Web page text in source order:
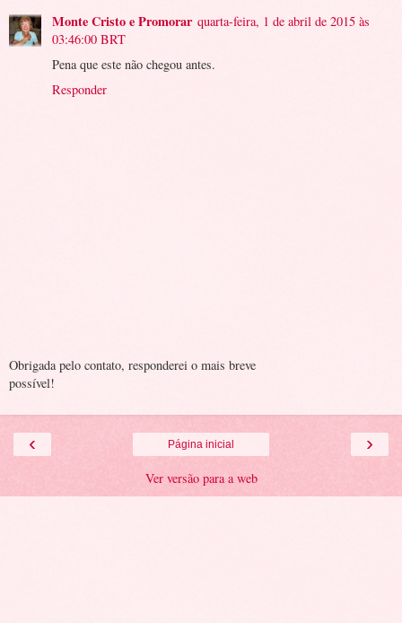
Monte Cristo e Promorar quarta-feira, 1 de abril de 2015 às
03:46:00 BRT
Pena que este não chegou antes.
Responder
Obrigada pelo contato, responderei o mais breve
possível!
‹ ›
Página inicial
Ver versão para a web